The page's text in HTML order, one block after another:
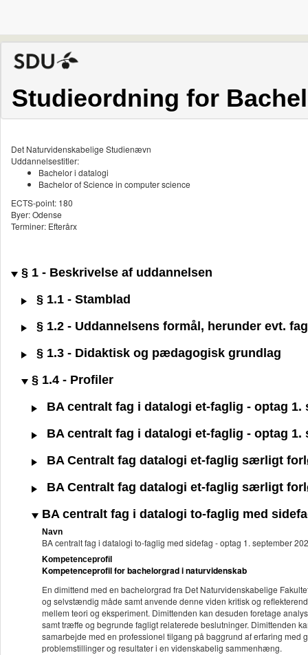
Studieordning for
Det Naturvidenskabelige Studienævn
Uddannelsestitler:
Bachelor i datalogi
Bachelor of Science in computer science
ECTS-point: 180
Byer: Odense
Terminer: Efterårx
§ 1 - Beskrivelse af uddannelsen
§ 1.1 - Stamblad
§ 1.2 - Uddannelsens formål, herunder evt.
§ 1.3 - Didaktisk og pædagogisk grundlag
§ 1.4 - Profiler
BA centralt fag i datalogi et-faglig - optag 1.
BA centralt fag i datalogi et-faglig - optag 1.
BA Centralt fag datalogi et-faglig særligt
BA Centralt fag datalogi et-faglig særligt
BA centralt fag i datalogi to-faglig med
Navn
BA centralt fag i datalogi to-faglig med sidefag - optag 1. september
Kompetenceprofil
Kompetenceprofil for bachelorgrad i naturvidenskab
En dimittend med en bachelorgrad fra Det Naturvidenskabelige
og selvstændig måde samt anvende denne viden kritisk og
mellem teori og eksperiment. Dimittenden kan desuden foretage
samt træffe og begrunde fagligt relaterede beslutninger. Dimittenden
samarbejde med en professionel tilgang på baggrund af erfaring
problemstillinger og resultater i en videnskabelig sammenhæng.